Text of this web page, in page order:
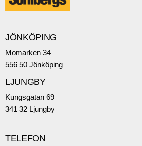
JÖNKÖPING
Momarken 34
556 50 Jönköping
LJUNGBY
Kungsgatan 69
341 32 Ljungby
TELEFON